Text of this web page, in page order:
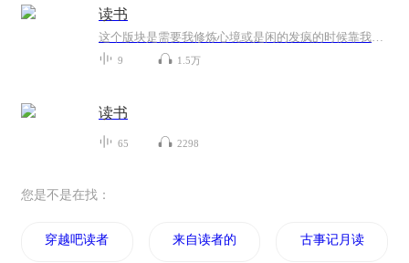
读书
这个版块是需要我修炼心境或是闲的发疯的时候靠我满的溢出来的才华来填补时间的空虚！
9 1.5万
读书
65 2298
您是不是在找：
穿越吧读者 来自读者的神谕 古事记月读命之神